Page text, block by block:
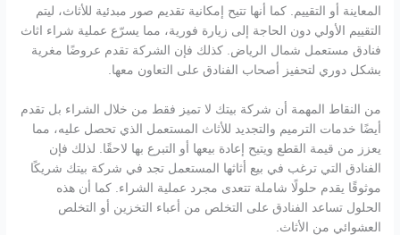
المعاينة أو التقييم. كما أنها تتيح إمكانية تقديم صور مبدئية للأثاث، ليتم
التقييم الأولي دون الحاجة إلى زيارة فورية، مما يسرّع عملية شراء اثاث
فنادق مستعمل شمال الرياض. كذلك فإن الشركة تقدم عروضًا مغرية
بشكل دوري لتحفيز أصحاب الفنادق على التعاون معها.
من النقاط المهمة أن شركة بيتك لا تميز فقط من خلال الشراء بل تقدم
أيضًا خدمات الترميم والتجديد للأثاث المستعمل الذي تحصل عليه، مما
يعزز من قيمة القطع ويتيح إعادة بيعها أو التبرع بها لاحقًا. لذلك فإن
الفنادق التي ترغب في بيع أثاثها المستعمل تجد في شركة بيتك شريكًا
موثوقًا يقدم حلولًا شاملة تتعدى مجرد عملية الشراء. كما أن هذه
الحلول تساعد الفنادق على التخلص من أعباء التخزين أو التخلص
العشوائي من الأثاث.